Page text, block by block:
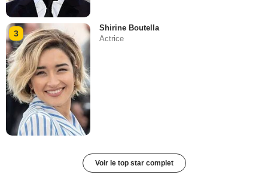
3
Shirine Boutella
Actrice
Voir le top star complet